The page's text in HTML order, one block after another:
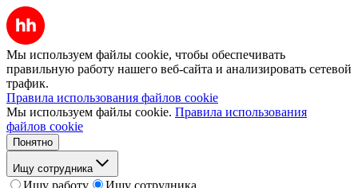
Мы используем файлы cookie, чтобы обеспечивать
правильную работу нашего веб-сайта и анализировать сетевой
трафик.
Правила использования файлов cookie
Мы используем файлы cookie. Правила использования
файлов cookie
Понятно
Ищу сотрудника
Ищу работу
Ищу сотрудника